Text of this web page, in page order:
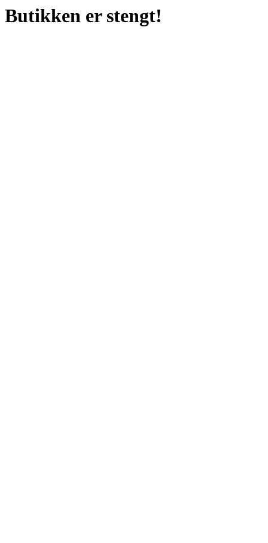
Butikken er stengt!